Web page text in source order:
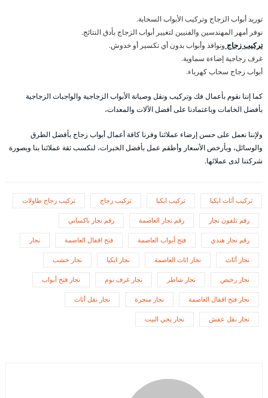
توريد أبواب الزجاج وتركيب الأبواب السحابة.
نوفر أمهر المهندسين والفنيين لتغيير أبواب الزجاج بأدق النتائج.
تركيب زجاج ونوافذ وأبواب بدون أي تكسير أو خدوش.
غرف زجاجية إضاءة سماوية.
أبواب زجاج سحاب كهرباء.
كما إننا نقوم بأعمال فك وتركيب ونقل وصيانة الأبواب الزجاجية والواجبات الزجاجية
بأفضل الخامات وباعتمادنا على أفضل الآلات والمعدات،
ولإننا نعمل على حسن إرضاء عملائنا وفرنا كافة أعمال أبواب زجاج بأفضل الطرق
والوسائل، وبأرخص الأسعار وأطقم عمل بأفضل الخبرات، لنكسب ثقة عملائنا بنا وبصورة
شركتنا لدى عملائها.
تركيب أثاث ايكيا تركيب ايكيا تركيب زجاج تركيب زجاج طاولات
رقم تلفون نجار رقم نجار العاصمة رقم نجار باكساني
رقم نجار هندي فتح أبواب العاصمة فتح اقفال العاصمة نجار
نجار أثاث نجار اثاث العاصمة نجار ايكيا نجار خشب
نجار رخيص نجار شاطر نجار غرف نوم نجار فتح أبواب
نجار فتح اقفال العاصمة نجار منجرة نجار نقل أثاث
نجار نقل عفش نجار يجي البيت